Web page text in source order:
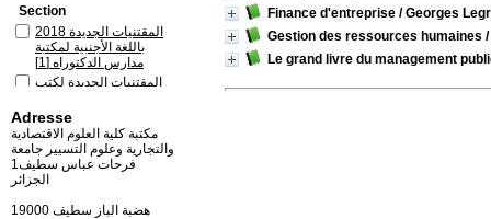
Finance d'entreprise / Georges
Gestion des ressources humaines
Le grand livre du management
Section
المقتنيات الجديدة 2018
باللغة الأجنبية لمكتبة
مدارس الدكتوراه [1]
المقتنيات الجديدة لكتب
[2]
كتب باللغة الفرنسية
لمكتبة مدارس الدكتوراه
[4]
Adresse
مكتبة كلية العلوم الاقتصادية
والتجارية وعلوم التسيير جامعة
فرحات عباس سطيف1
الجزائر
19000 هضبة الباز سطيف